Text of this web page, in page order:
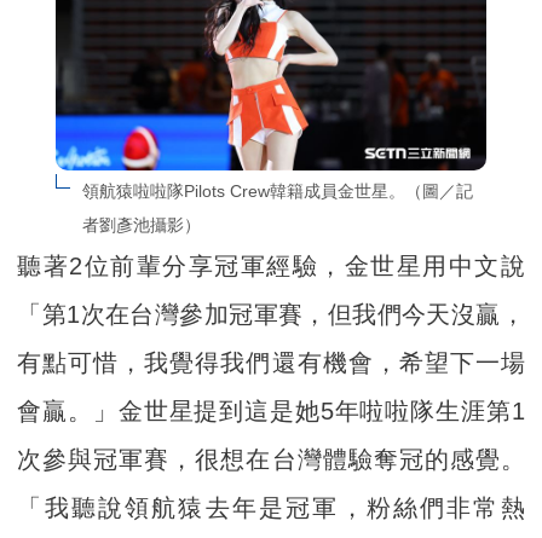
領航猿啦啦隊Pilots Crew韓籍成員金世星。（圖／記
者劉彥池攝影）
聽著2位前輩分享冠軍經驗，金世星用中文說
「第1次在台灣參加冠軍賽，但我們今天沒贏，
有點可惜，我覺得我們還有機會，希望下一場
會贏。」金世星提到這是她5年啦啦隊生涯第1
次參與冠軍賽，很想在台灣體驗奪冠的感覺。
「我聽說領航猿去年是冠軍，粉絲們非常熱